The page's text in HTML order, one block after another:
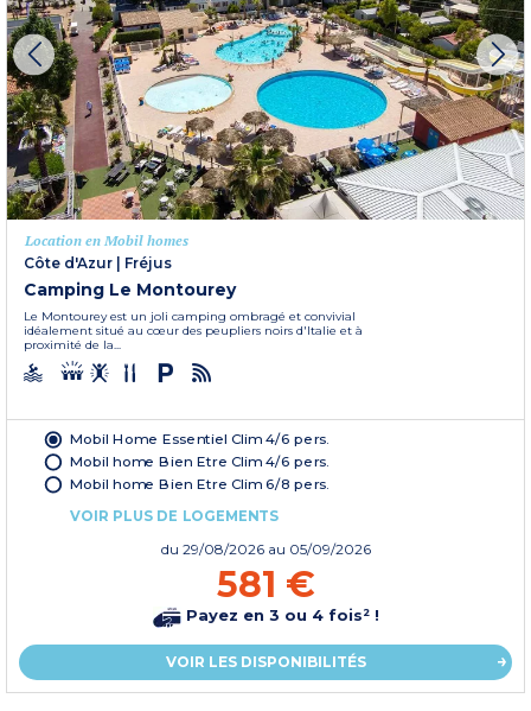
Location en Mobil homes
Côte d'Azur | Fréjus
Camping Le Montourey
Le Montourey est un joli camping ombragé et convivial
idéalement situé au cœur des peupliers noirs d'Italie et à
proximité de la...
Mobil Home Essentiel Clim 4/6 pers.
Mobil home Bien Etre Clim 4/6 pers.
Mobil home Bien Etre Clim 6/8 pers.
VOIR PLUS DE LOGEMENTS
du 29/08/2026 au 05/09/2026
581 €
Payez en 3 ou 4 fois² !
VOIR LES DISPONIBILITÉS